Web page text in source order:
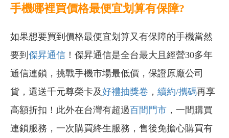
手機哪裡買價格最便宜划算有保障?
如果想要買到價格最便宜划算又有保障的手機當然
要到 傑昇通信 ！傑昇通信是全台最大且經營30多年
通信連鎖，挑戰手機市場最低價，保證原廠公司
貨，還送千元尊榮卡及好禮抽獎卷 ， 續約/攜碼再享
高額折扣！此外在台灣有超過百間門市 ，一間購買
連鎖服務，一次購買終生服務，售後免擔心購買有